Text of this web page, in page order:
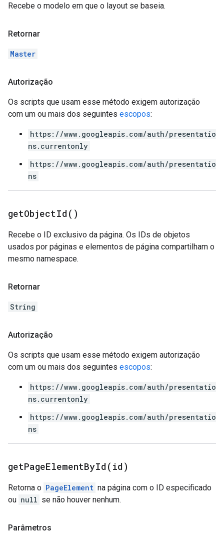
Recebe o modelo em que o layout se baseia.
Retornar
Master
Autorização
Os scripts que usam esse método exigem autorização
com um ou mais dos seguintes escopos:
https://www.googleapis.com/auth/presentatio
ns.currentonly
https://www.googleapis.com/auth/presentatio
ns
getObjectId( )
Recebe o ID exclusivo da página. Os IDs de objetos
usados por páginas e elementos de página compartilham o
mesmo namespace.
Retornar
String
Autorização
Os scripts que usam esse método exigem autorização
com um ou mais dos seguintes escopos:
https://www.googleapis.com/auth/presentatio
ns.currentonly
https://www.googleapis.com/auth/presentatio
ns
getPageElementById( id)
Retorna o PageElement na página com o ID especificado
ou null se não houver nenhum.
Parâmetros